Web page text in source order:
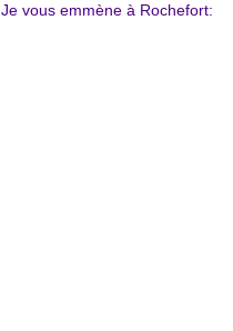
Je vous emmène à Rochefort: